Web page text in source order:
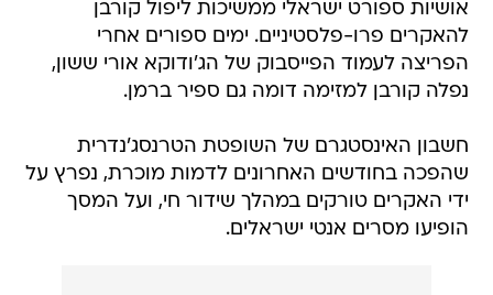
אושיות ספורט ישראלי ממשיכות ליפול קורבן
להאקרים פרו-פלסטיניים. ימים ספורים אחרי
הפריצה לעמוד הפייסבוק של הג'ודוקא אורי ששון,
נפלה קורבן למזימה דומה גם ספיר ברמן.
חשבון האינסטגרם של השופטת הטרנסג'נדרית
שהפכה בחודשים האחרונים לדמות מוכרת, נפרץ על
ידי האקרים טורקים במהלך שידור חי, ועל המסך
הופיעו מסרים אנטי ישראלים.